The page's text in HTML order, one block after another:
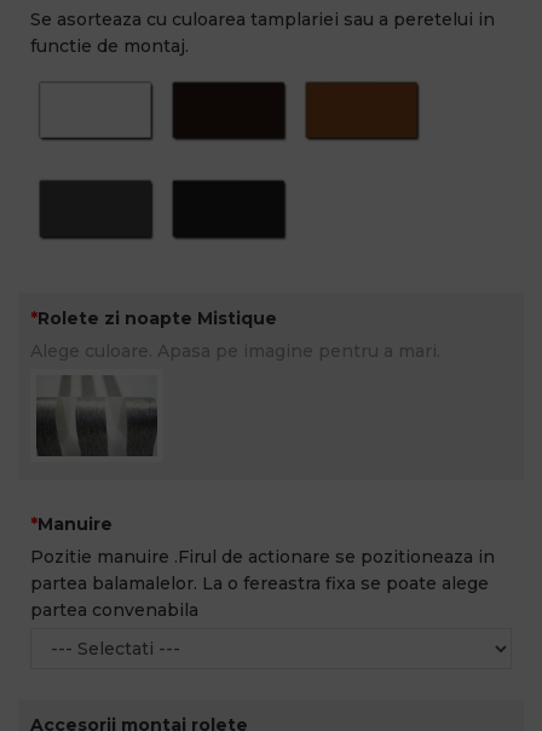
Se asorteaza cu culoarea tamplariei sau a peretelui in
functie de montaj.
Rolete zi noapte Mistique
Alege culoare. Apasa pe imagine pentru a mari.
Manuire
Pozitie manuire .Firul de actionare se pozitioneaza in
partea balamalelor. La o fereastra fixa se poate alege
partea convenabila
Accesorii montaj rolete